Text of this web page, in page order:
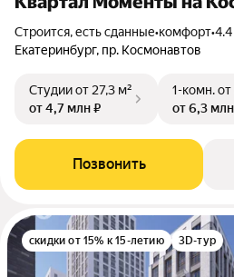
Строится, есть сданные•комфорт•
Екатеринбург, пр. Космонавтов
Студииот 27,3 м²
от 4,7 млн ₽
1-комн.от
от 6,3
Позвонить
скидки от 15% к 15-летию 3D-тур